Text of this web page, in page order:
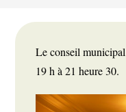
Le conseil municipal
19 h à 21 heure 30.